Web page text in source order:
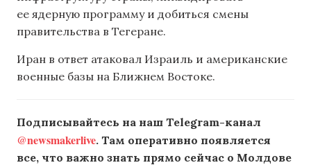
ее ядерную программу и добиться смены
правительства в Тегеране.
Иран в ответ атаковал Израиль и американские
военные базы на Ближнем Востоке.
Подписывайтесь на наш Telegram-канал
@newsmakerlive. Там оперативно появляется
все, что важно знать прямо сейчас о Молдове